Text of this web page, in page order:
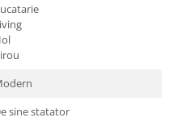
sine statator